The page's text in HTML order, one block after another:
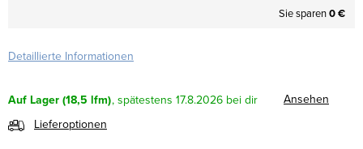
Sie sparen0 €
Detaillierte Informationen
Auf Lager(18,5 lfm) 17.8.2026
Ansehen
Lieferoptionen